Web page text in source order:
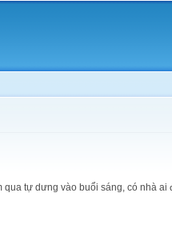
tự dưng vào buổi sáng, có nhà